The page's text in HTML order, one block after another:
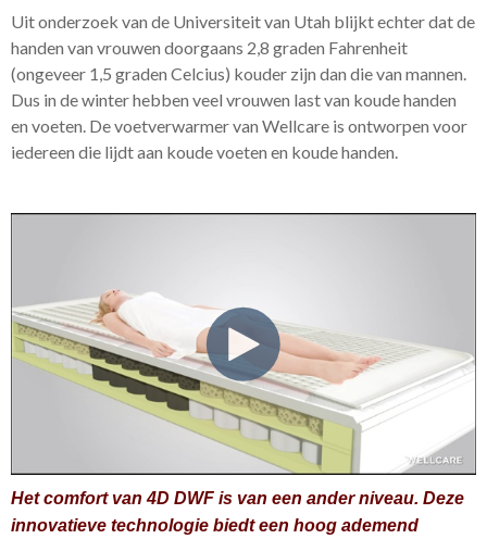
Uit onderzoek van de Universiteit van Utah blijkt echter dat de
handen van vrouwen doorgaans 2,8 graden Fahrenheit
(ongeveer 1,5 graden Celcius) kouder zijn dan die van mannen.
Dus in de winter hebben veel vrouwen last van koude handen
en voeten. De voetverwarmer van Wellcare is ontworpen voor
iedereen die lijdt aan koude voeten en koude handen.
Het comfort van 4D DWF is van een ander niveau. Deze
innovatieve technologie biedt een hoog ademend